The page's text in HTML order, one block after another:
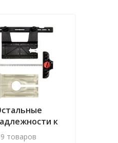
к
лобзикам
9 товаров